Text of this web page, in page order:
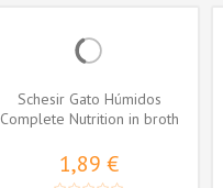
Schesir Gato Húmidos
Complete Nutrition in broth
1,89 €